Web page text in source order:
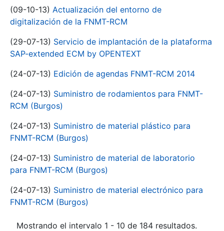
(09-10-13) Actualización del entorno de
digitalización de la FNMT-RCM
(29-07-13) Servicio de implantación de la plataforma
SAP-extended ECM by OPENTEXT
(24-07-13) Edición de agendas FNMT-RCM 2014
(24-07-13) Suministro de rodamientos para FNMT-
RCM (Burgos)
(24-07-13) Suministro de material plástico para
FNMT-RCM (Burgos)
(24-07-13) Suministro de material de laboratorio
para FNMT-RCM (Burgos)
(24-07-13) Suministro de material electrónico para
FNMT-RCM (Burgos)
Mostrando el intervalo 1 - 10 de 184 resultados.